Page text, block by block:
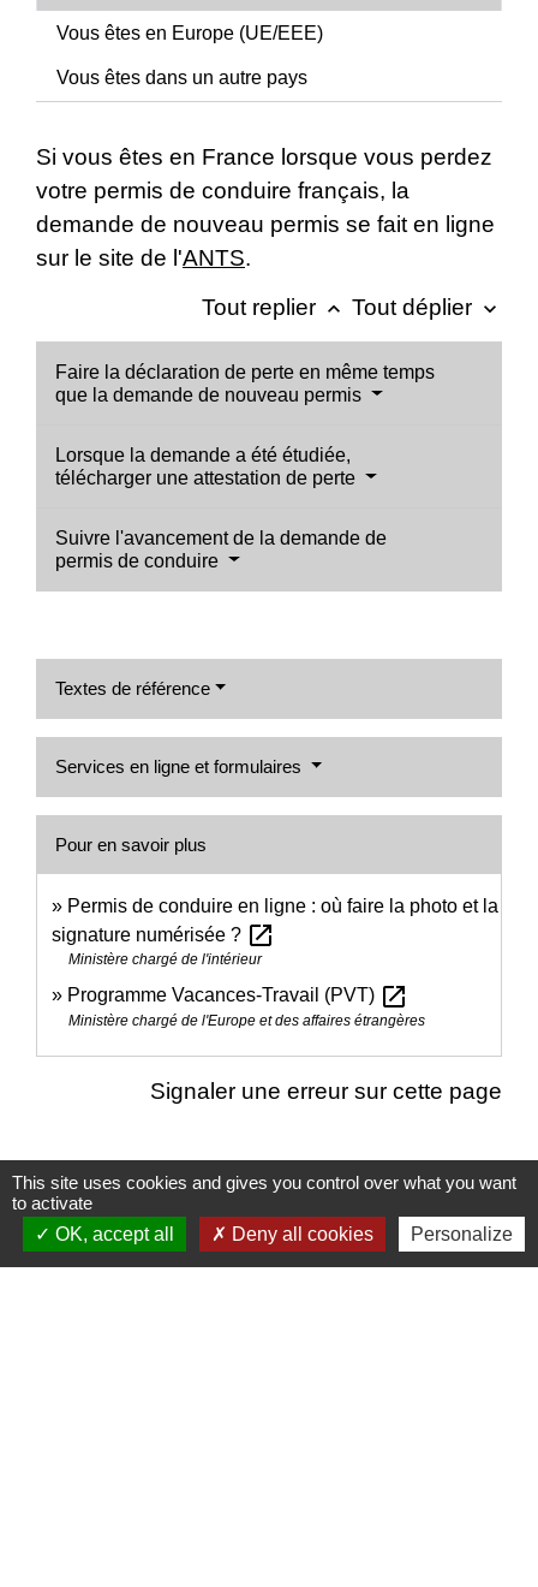
Vous êtes en Europe (UE/EEE)
Vous êtes dans un autre pays
Si vous êtes en France lorsque vous perdez
votre permis de conduire français, la
demande de nouveau permis se fait en ligne
sur le site de l'ANTS.
Tout replier keyboard_arrow_up Tout déplier keyboard_arrow_down
Faire la déclaration de perte en même temps
que la demande de nouveau permis
Lorsque la demande a été étudiée,
télécharger une attestation de perte
Suivre l'avancement de la demande de
permis de conduire
Textes de référence
Services en ligne et formulaires
Pour en savoir plus
Permis de conduire en ligne : où faire la photo et la
signature numérisée ? open_in_new
Ministère chargé de l'intérieur
Programme Vacances-Travail (PVT) open_in_new
Ministère chargé de l'Europe et des affaires étrangères
Signaler une erreur sur cette page
Nous contacter
Commune de Puylaurens
This site uses cookies and gives you control over what you want
to activate
OK, accept all
Deny all cookies Personalize